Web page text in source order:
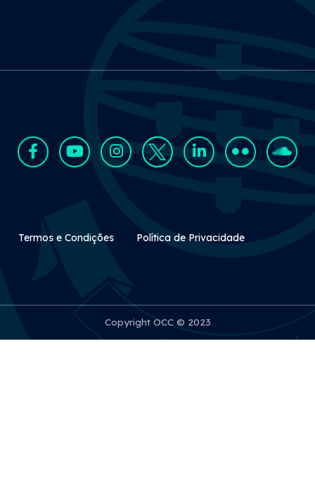
Rodapé Secundário
Termos e Condições Política de Privacidade
Copyright OCC © 2023